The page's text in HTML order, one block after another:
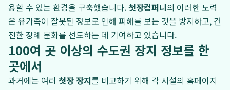
용할 수 있는 환경을 구축했습니다.첫장컴퍼니의 이러한 노력
은 유가족이 잘못된 정보로 인해 피해를 보는 것을 방지하고, 건
전한 장례 문화를 선도하는 데 기여하고 있습니다.
100여 곳 이상의 수도권 장지 정보를 한
곳에서
과거에는 여러 첫장 장지를 비교하기 위해 각 시설의 홈페이지